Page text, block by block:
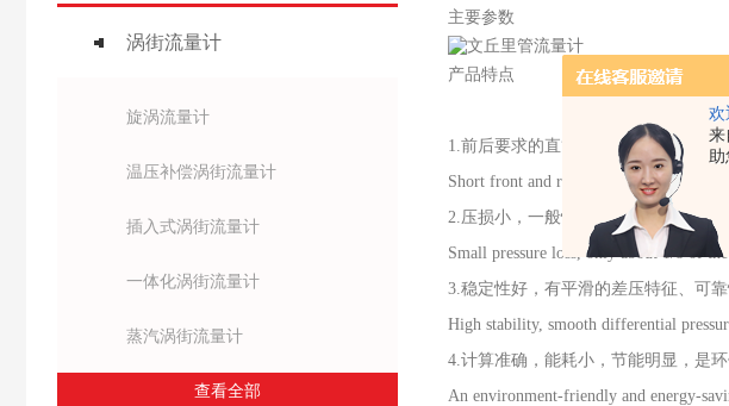
欢
来
助
涡街流量计
旋涡流量计
温压补偿涡街流量计
插入式涡街流量计
一体化涡街流量计
蒸汽涡街流量计
查看全部
主要参数
产品特点
1.前后要求的直管段短，最短可达前
Short front and rear straight pipe
2.压损小，一般情况下其压损仅为差
Small pressure loss, only about 1/8 of
3.稳定性好，有平滑的差压特征、可靠
High stability, smooth differential
4.计算准确，能耗小，节能明显，是环
An environment-friendly and energy-